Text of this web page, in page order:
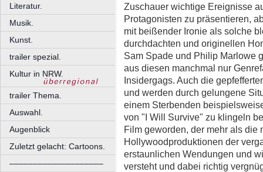
Literatur.
Musik.
Kunst.
trailer spezial.
Kultur in NRW.
trailer Thema.
Auswahl.
Augenblick
Zuletzt gelacht: Cartoons.
––––––––––––––––––––
Zuschauer wichtige Ereignisse
Protagonisten zu präsentieren,
mit beißender Ironie als solche
durchdachten und originellen
Sam Spade und Philip Marlowe
aus diesen manchmal nur
Insidergags. Auch die
und werden durch gelungene
einem Sterbenden
von "I Will Survive" zu klingeln
Film geworden, der mehr als die
Hollywoodproduktionen der
erstaunlichen Wendungen und
versteht und dabei richtig